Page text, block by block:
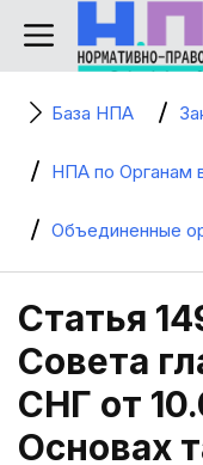
База НПА
НПА по Органам
Объединенные
Статья
Совета
СНГ от
Основах